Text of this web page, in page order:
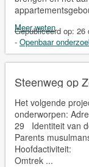
Meer weten
Gepubliceerd op: 26
- Openbaar
Steenweg op
Het volgende
onderworpen:
29 Identiteit van
Parents
Omtrek ...